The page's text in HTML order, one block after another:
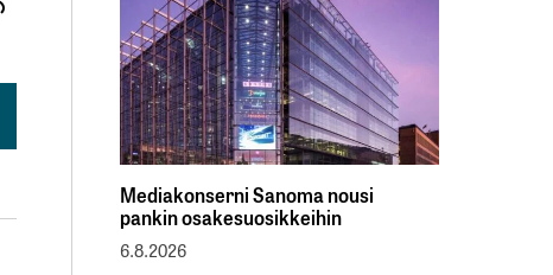
Mediakonserni Sanoma nousi
pankin osakesuosikkeihin
6.8.2026